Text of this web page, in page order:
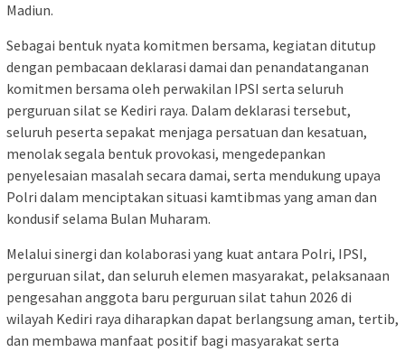
Madiun.
Sebagai bentuk nyata komitmen bersama, kegiatan ditutup
dengan pembacaan deklarasi damai dan penandatanganan
komitmen bersama oleh perwakilan IPSI serta seluruh
perguruan silat se Kediri raya. Dalam deklarasi tersebut,
seluruh peserta sepakat menjaga persatuan dan kesatuan,
menolak segala bentuk provokasi, mengedepankan
penyelesaian masalah secara damai, serta mendukung upaya
Polri dalam menciptakan situasi kamtibmas yang aman dan
kondusif selama Bulan Muharam.
Melalui sinergi dan kolaborasi yang kuat antara Polri, IPSI,
perguruan silat, dan seluruh elemen masyarakat, pelaksanaan
pengesahan anggota baru perguruan silat tahun 2026 di
wilayah Kediri raya diharapkan dapat berlangsung aman, tertib,
dan membawa manfaat positif bagi masyarakat serta